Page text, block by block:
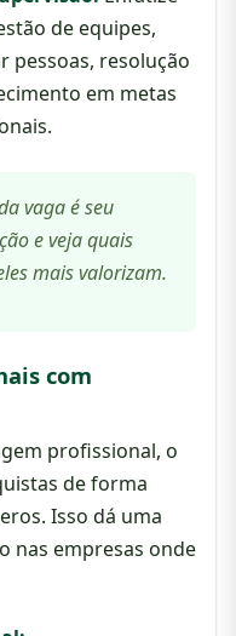
de equipes,
pessoas, resolução
em metas
vaga é seu
e veja quais
mais valorizam.
com
profissional, o
de forma
Isso dá uma
nas empresas onde